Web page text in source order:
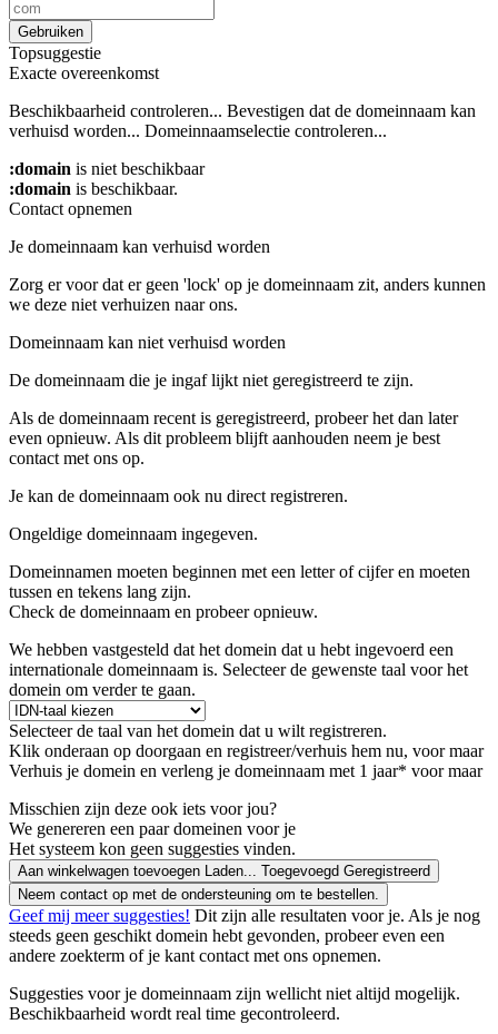
Gebruiken
Topsuggestie
Exacte overeenkomst
Beschikbaarheid controleren... Bevestigen dat de domeinnaam kan
verhuisd worden... Domeinnaamselectie controleren...
:domain is niet beschikbaar
:domain is beschikbaar.
Contact opnemen
Je domeinnaam kan verhuisd worden
Zorg er voor dat er geen 'lock' op je domeinnaam zit, anders kunnen
we deze niet verhuizen naar ons.
Domeinnaam kan niet verhuisd worden
De domeinnaam die je ingaf lijkt niet geregistreerd te zijn.
Als de domeinnaam recent is geregistreerd, probeer het dan later
even opnieuw. Als dit probleem blijft aanhouden neem je best
contact met ons op.
Je kan de domeinnaam ook nu direct registreren.
Ongeldige domeinnaam ingegeven.
Domeinnamen moeten beginnen met een letter of cijferen moeten
tussen en tekens lang zijn.
Check de domeinnaam en probeer opnieuw.
We hebben vastgesteld dat het domein dat u hebt ingevoerd een
internationale domeinnaam is. Selecteer de gewenste taal voor het
domein om verder te gaan.
Selecteer de taal van het domein dat u wilt registreren.
Klik onderaan op doorgaan en registreer/verhuis hem nu, voor maar
Verhuis je domein en verleng je domeinnaam met 1 jaar* voor maar
Misschien zijn deze ook iets voor jou?
We genereren een paar domeinen voor je
Het systeem kon geen suggesties vinden.
Aan winkelwagen toevoegen Laden... Toegevoegd Geregistreerd
Neem contact op met de ondersteuning om te bestellen.
Geef mij meer suggesties! Dit zijn alle resultaten voor je. Als je nog
steeds geen geschikt domein hebt gevonden, probeer even een
andere zoekterm of je kant contact met ons opnemen.
Suggesties voor je domeinnaam zijn wellicht niet altijd mogelijk.
Beschikbaarheid wordt real time gecontroleerd.